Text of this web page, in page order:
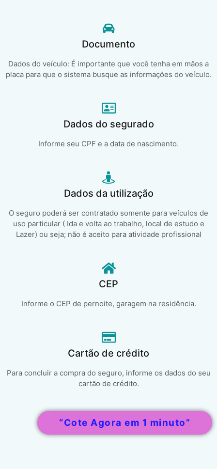
Documento
Dados do veículo: É importante que você tenha em mãos a
placa para que o sistema busque as informações do veículo.
Dados do segurado
Informe seu CPF e a data de nascimento.
Dados da utilização
O seguro poderá ser contratado somente para veículos de
uso particular ( Ida e volta ao trabalho, local de estudo e
Lazer) ou seja; não é aceito para atividade profissional
CEP
Informe o CEP de pernoite, garagem na residência.
Cartão de crédito
Para concluir a compra do seguro, informe os dados do seu
cartão de crédito.
“Cote Agora em 1 minuto”